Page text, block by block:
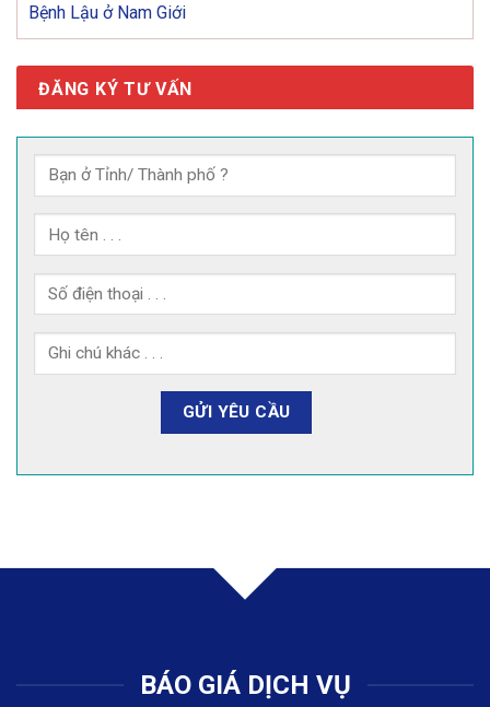
Bệnh Lậu ở Nam Giới
ĐĂNG KÝ TƯ VẤN
BÁO GIÁ DỊCH VỤ